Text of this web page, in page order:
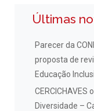
Últimas
Parecer da
proposta de
Educação
CERCICHAVES
Diversidade –